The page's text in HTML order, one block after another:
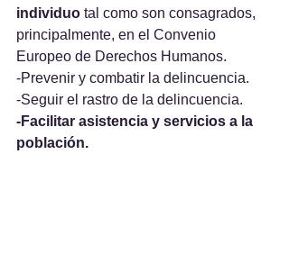
individuo tal como son consagrados,
principalmente, en el Convenio
Europeo de Derechos Humanos.
-Prevenir y combatir la delincuencia.
-Seguir el rastro de la delincuencia.
-Facilitar asistencia y servicios a la
población.